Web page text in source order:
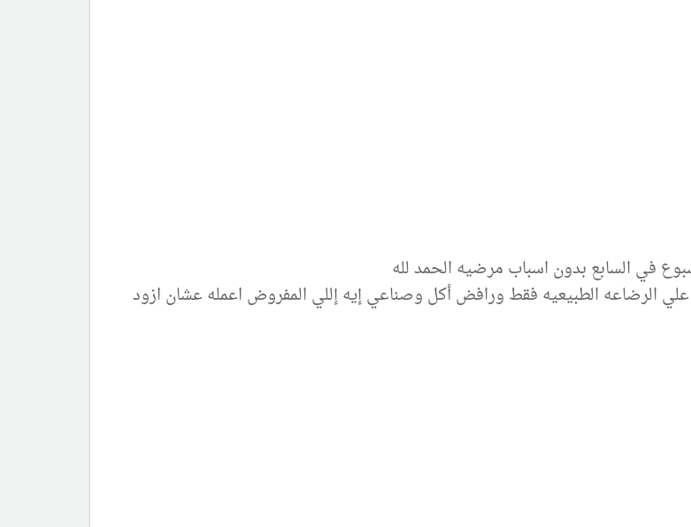
في السابع بدون اسباب مرضيه الحمد لله
الرضاعه الطبيعيه فقط ورافض أكل وصناعي إيه إللي المفروض اعمله عشان ازود